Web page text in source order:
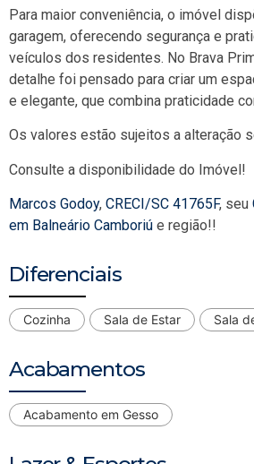
Para maior conveniência, o imóvel
garagem, oferecendo segurança e
veículos dos residentes. No Brava
detalhe foi pensado para criar um
e elegante, que combina praticidade
Os valores estão sujeitos a alteração
Consulte a disponibilidade do Imóvel!
Marcos Godoy, CRECI/SC 41765F, seu
em Balneário Camboriú e região!!
Diferenciais
Cozinha Sala de Estar Sala
Acabamentos
Acabamento em Gesso